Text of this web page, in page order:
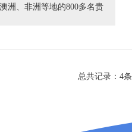
洲、非洲等地的800多名贵
总共记录：4条